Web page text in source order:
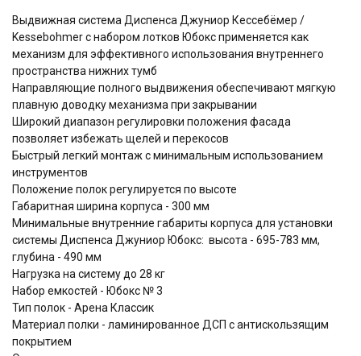
Выдвижная система Диспенса Джуниор Кессебёмер /
Kessebohmer с набором лотков Юбокс применяется как
механизм для эффективного использования внутреннего
пространства нижних тумб
Направляющие полного выдвижения обеспечивают мягкую
плавную доводку механизма при закрывании
Широкий диапазон регулировки положения фасада
позволяет избежать щелей и перекосов
Быстрый легкий монтаж с минимальным использованием
инструментов
Положение полок регулируется по высоте
Габаритная ширина корпуса - 300 мм
Минимальные внутренние габариты корпуса для установки
системы Диспенса Джуниор Юбокс: высота - 695-783 мм,
глубина - 490 мм
Нагрузка на систему до 28 кг
Набор емкостей - Юбокс № 3
Тип полок - Арена Классик
Материал полки - ламинированное ДСП с антискользящим
покрытием